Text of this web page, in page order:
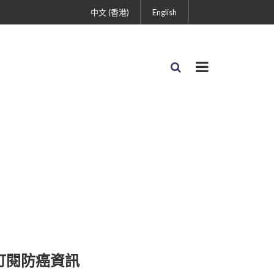
English
中文 (香港)
閱防癌資訊